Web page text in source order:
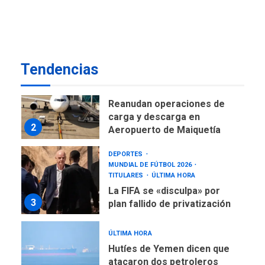
Tendencias
2
Reanudan operaciones de
carga y descarga en
Aeropuerto de Maiquetía
3
DEPORTES
MUNDIAL DE FÚTBOL 2026
TITULARES
ÚLTIMA HORA
La FIFA se «disculpa» por
plan fallido de privatización
ÚLTIMA HORA
Hutíes de Yemen dicen que
atacaron dos petroleros